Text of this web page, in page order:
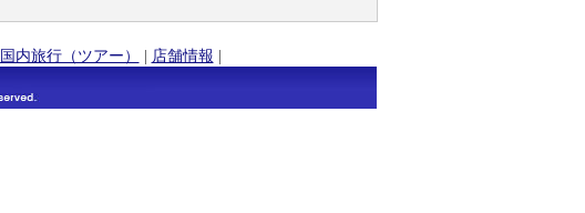
国内旅行（ツアー） | 店舗情報 |